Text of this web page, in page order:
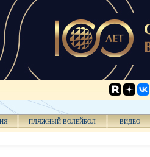
ПЛЯЖНЫЙ ВОЛЕЙБОЛ ВИДЕО